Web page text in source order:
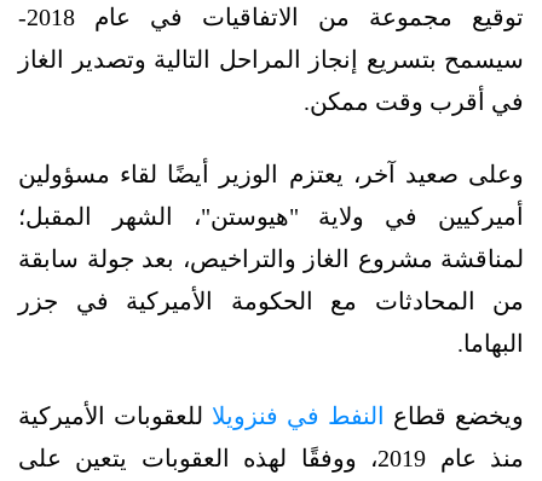
توقيع مجموعة من الاتفاقيات في عام 2018-
سيسمح بتسريع إنجاز المراحل التالية وتصدير الغاز
في أقرب وقت ممكن.
وعلى صعيد آخر، يعتزم الوزير أيضًا لقاء مسؤولين
أميركيين في ولاية "هيوستن"، الشهر المقبل؛
لمناقشة مشروع الغاز والتراخيص، بعد جولة سابقة
من المحادثات مع الحكومة الأميركية في جزر
البهاما.
ويخضع قطاع النفط في فنزويلا للعقوبات الأميركية
منذ عام 2019، ووفقًا لهذه العقوبات يتعين على